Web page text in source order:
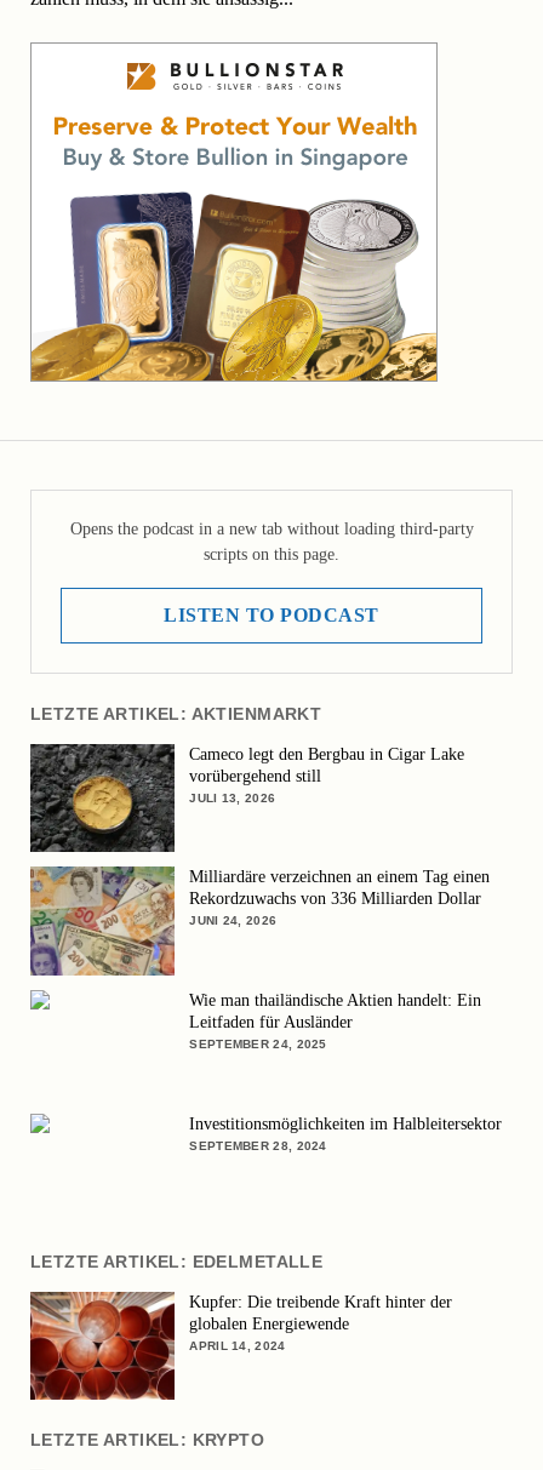
Opens the podcast in a new tab without loading third-party
scripts on this page.
LISTEN TO PODCAST
LETZTE ARTIKEL: AKTIENMARKT
Cameco legt den Bergbau in Cigar Lake
vorübergehend still
JULI 13, 2026
Milliardäre verzeichnen an einem Tag einen
Rekordzuwachs von 336 Milliarden Dollar
JUNI 24, 2026
Wie man thailändische Aktien handelt: Ein
Leitfaden für Ausländer
SEPTEMBER 24, 2025
Investitionsmöglichkeiten im Halbleitersektor
SEPTEMBER 28, 2024
LETZTE ARTIKEL: EDELMETALLE
Kupfer: Die treibende Kraft hinter der
globalen Energiewende
APRIL 14, 2024
LETZTE ARTIKEL: KRYPTO